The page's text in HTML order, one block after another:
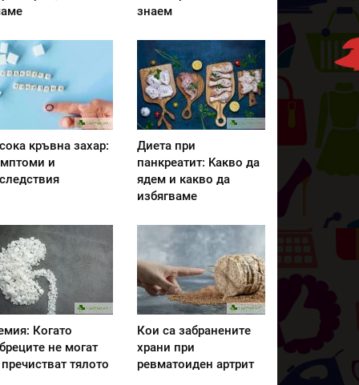
знаем
кръвна захар:
и
Диета при
панкреатит: Kакво да
ядем и какво да
избягваме
Когато
не могат
тялото
Кои са забранените
храни при
ревматоиден артрит